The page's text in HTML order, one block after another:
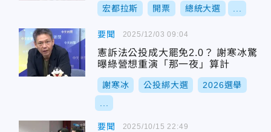
宏都拉斯 開票 總統大選
要聞
憲訴法公投成大罷免2.0？ 謝寒冰驚
曝綠營想重演「那一夜」算計
謝寒冰 公投綁大選 2026選舉
2025/12/03 09:04
要聞 2025/10/15 22:49